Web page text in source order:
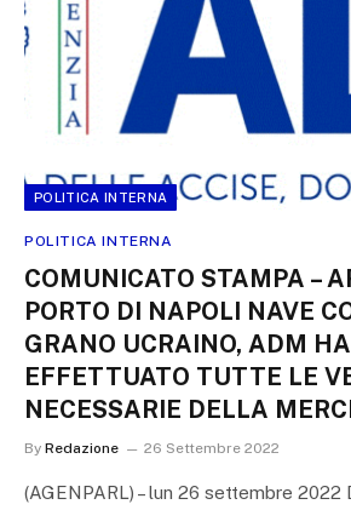
POLITICA INTERNA
POLITICA INTERNA
COMUNICATO STAMPA –
PORTO DI NAPOLI NAVE
GRANO UCRAINO, ADM HA
EFFETTUATO TUTTE LE
NECESSARIE DELLA
By Redazione 26 Settembre 2022
(AGENPARL) – lun 26 settembre 2022